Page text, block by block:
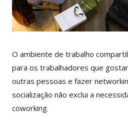
O ambiente de trabalho
para os trabalhadores que
outras pessoas e fazer
socialização não exclui a
coworking.